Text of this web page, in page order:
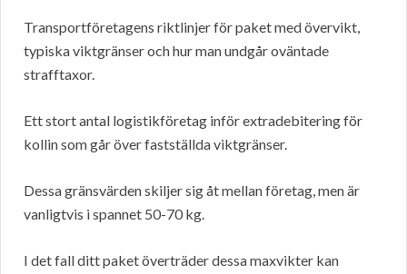
Transportföretagens riktlinjer för paket med övervikt,
typiska viktgränser och hur man undgår oväntade
strafftaxor.
Ett stort antal logistikföretag inför extradebitering för
kollin som går över fastställda viktgränser.
Dessa gränsvärden skiljer sig åt mellan företag, men är
vanligtvis i spannet 50-70 kg.
I det fall ditt paket överträder dessa maxvikter kan